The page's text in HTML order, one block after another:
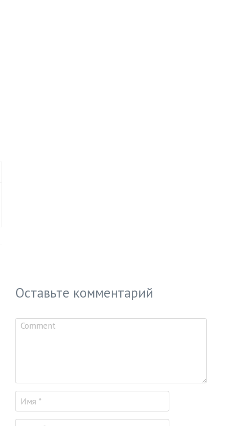
Оставьте комментарий